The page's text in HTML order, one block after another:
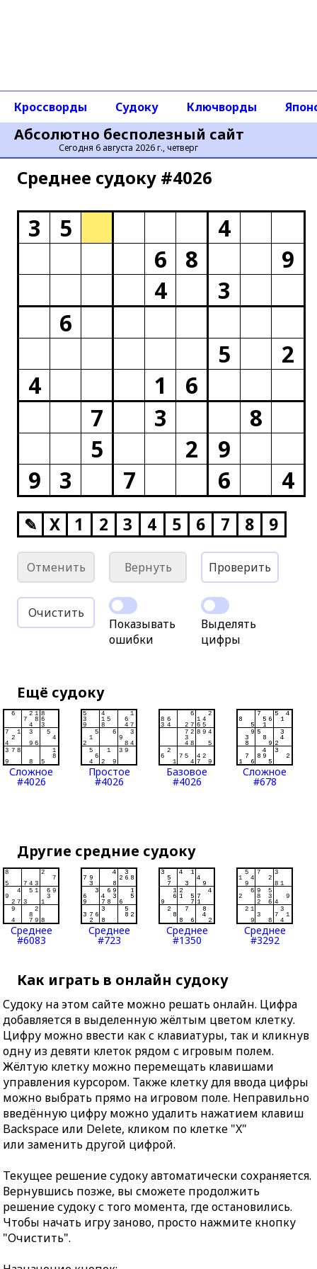
Абсолютно бесполезный сайт
Сегодня 6 августа 2026 г., четверг
Кроссворды Судоку Ключворды
Среднее cудоку #4026
3 5
4
6
8
9
4
3
6
5
2
4
1
6
7
3
8
5
2
9
9
3 7 6 4
✎ X 1 2 3 4 5 6 7 8 9
Отменить Вернуть Проверить
Очистить
Показывать
ошибки
Выделять
цифры
Ещё судоку
Сложное
#4026
Простое
#4026
Базовое
#4026
Сложное
#678
Другие средние судоку
Среднее
#6083
Среднее
#723
Среднее
#1350
Среднее
#3292
Как играть в онлайн судоку
Судоку на этом сайте можно решать онлайн. Цифра
добавляется в выделенную жёлтым цветом клетку.
Цифру можно ввести как с клавиатуры, так и кликнув
одну из девяти клеток рядом с игровым полем.
Жёлтую клетку можно перемещать клавишами
управления курсором. Также клетку для ввода цифры
можно выбрать прямо на игровом поле. Неправильно
введённую цифру можно удалить нажатием клавиш
Backspace или Delete, кликом по клетке "X"
или заменить другой цифрой.
Текущее решение судоку автоматически сохраняется.
Вернувшись позже, вы сможете продолжить
решение судоку с того момента, где остановились.
Чтобы начать игру заново, просто нажмите кнопку
"Очистить".